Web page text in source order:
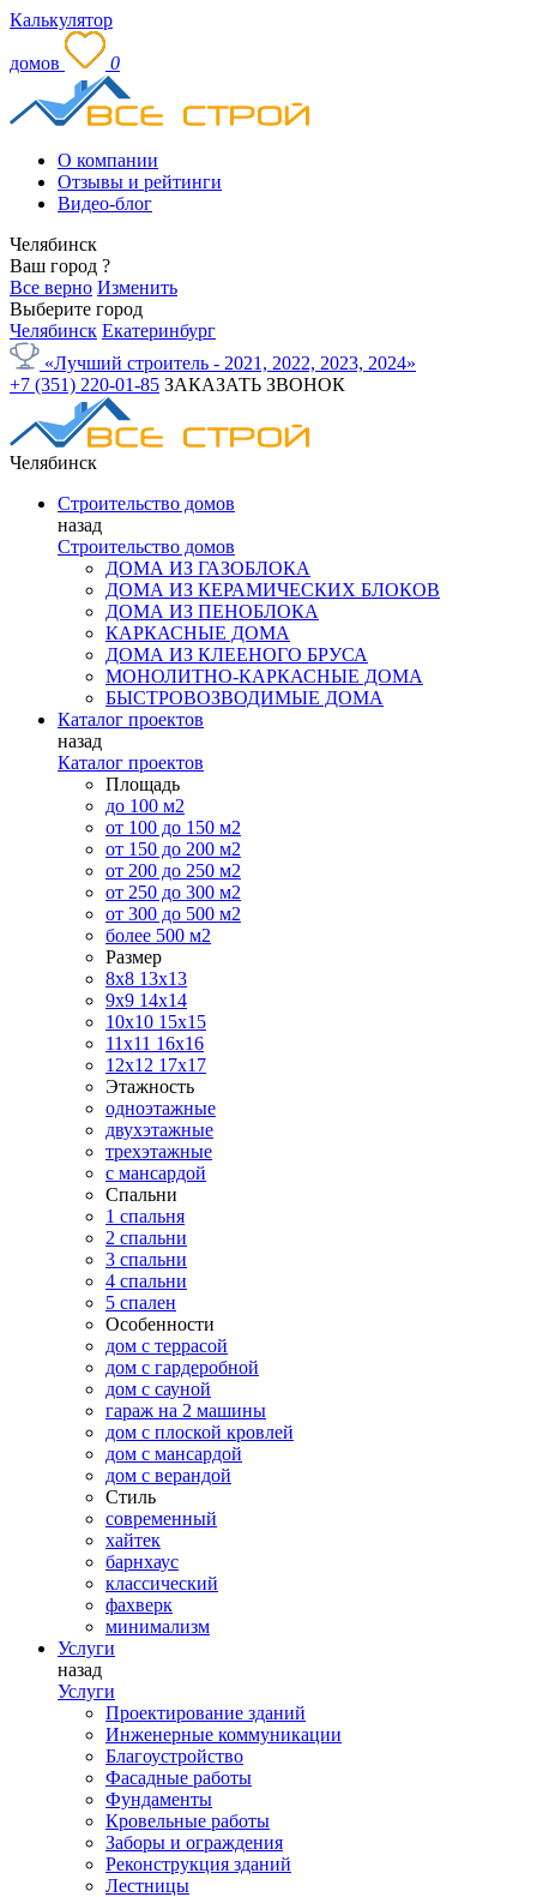
Калькулятор
домов 0
О компании
Отзывы и рейтинги
Видео-блог
Челябинск
Ваш город ?
Все верно Изменить
Выберите город
Челябинск Екатеринбург
«Лучший строитель - 2021, 2022, 2023, 2024»
+7 (351) 220-01-85 ЗАКАЗАТЬ ЗВОНОК
Челябинск
Строительство домов
назад
Строительство домов
ДОМА ИЗ ГАЗОБЛОКА
ДОМА ИЗ КЕРАМИЧЕСКИХ БЛОКОВ
ДОМА ИЗ ПЕНОБЛОКА
КАРКАСНЫЕ ДОМА
ДОМА ИЗ КЛЕЕНОГО БРУСА
МОНОЛИТНО-КАРКАСНЫЕ ДОМА
БЫСТРОВОЗВОДИМЫЕ ДОМА
Каталог проектов
назад
Каталог проектов
Площадь
до 100 м2
от 100 до 150 м2
от 150 до 200 м2
от 200 до 250 м2
от 250 до 300 м2
от 300 до 500 м2
более 500 м2
Размер
8х8 13х13
9х9 14х14
10х10 15х15
11x11 16х16
12х12 17х17
Этажность
одноэтажные
двухэтажные
трехэтажные
с мансардой
Спальни
1 спальня
2 спальни
3 спальни
4 спальни
5 спален
Особенности
дом с террасой
дом с гардеробной
дом с сауной
гараж на 2 машины
дом с плоской кровлей
дом с мансардой
дом с верандой
Стиль
современный
хайтек
барнхаус
классический
фахверк
минимализм
Услуги
назад
Услуги
Проектирование зданий
Инженерные коммуникации
Благоустройство
Фасадные работы
Фундаменты
Кровельные работы
Заборы и ограждения
Реконструкция зданий
Лестницы